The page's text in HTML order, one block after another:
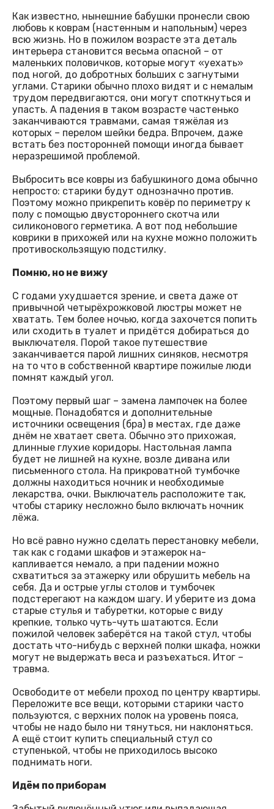
Как известно, нынешние бабушки пронесли свою
любовь к коврам (настенным и напольным) через
всю жизнь. Но в пожилом возрасте эта деталь
интерьера становится весьма опасной – от
маленьких половичков, которые могут «уехать»
под ногой, до добротных больших с загнутыми
углами. Старики обычно плохо видят и с немалым
трудом передвигаются, они могут споткнуться и
упасть. А падения в таком возрасте частенько
заканчиваются травмами, самая тяжёлая из
которых – перелом шейки бедра. Впрочем, даже
встать без посторонней помощи иногда бывает
неразрешимой проблемой.
Выбросить все ковры из бабушкиного дома обычно
непросто: старики будут однозначно против.
Поэтому можно прикрепить ковёр по периметру к
полу с помощью двустороннего скотча или
силиконового герметика. А вот под небольшие
коврики в прихожей или на кухне можно положить
противоскользящую подстилку.
Помню, но не вижу
С годами ухудшается зрение, и света даже от
привычной четырёхрожковой люстры может не
хватать. Тем более ночью, когда захочется попить
или сходить в туалет и придётся добираться до
выключателя. Порой такое путешествие
заканчивается парой лишних синяков, несмотря
на то что в собственной квартире пожилые люди
помнят каждый угол.
Поэтому первый шаг – замена лампочек на более
мощные. Понадобятся и дополнительные
источники освещения (бра) в местах, где даже
днём не хватает света. Обычно это прихожая,
длинные глухие коридоры. Настольная лампа
будет не лишней на кухне, возле дивана или
письменного стола. На прикроватной тумбочке
должны находиться ночник и необходимые
лекарства, очки. Выключатель расположите так,
чтобы старику несложно было включать ночник
лёжа.
Но всё равно нужно сделать перестановку мебели,
так как с годами шкафов и этажерок на-
капливается немало, а при падении можно
схватиться за этажерку или обрушить мебель на
себя. Да и острые углы столов и тумбочек
подстерегают на каждом шагу. И уберите из дома
старые стулья и табуретки, которые с виду
крепкие, только чуть-чуть шатаются. Если
пожилой человек заберётся на такой стул, чтобы
достать что-нибудь с верхней полки шкафа, ножки
могут не выдержать веса и разъехаться. Итог –
травма.
Освободите от мебели проход по центру квартиры.
Переложите все вещи, которыми старики часто
пользуются, с верхних полок на уровень пояса,
чтобы не надо было ни тянуться, ни наклоняться.
А ещё стоит купить специальный стул со
ступенькой, чтобы не приходилось высоко
поднимать ноги.
Идём по приборам